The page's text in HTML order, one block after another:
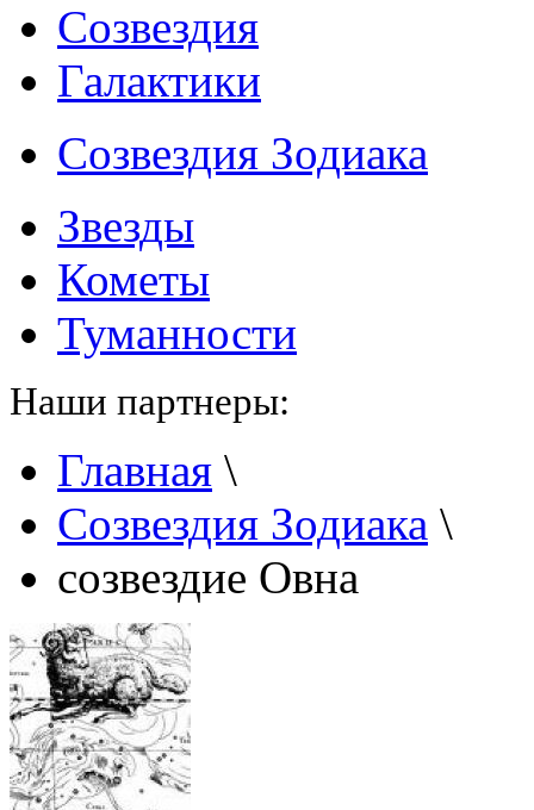
Созвездия
Галактики
Созвездия Зодиака
Звезды
Кометы
Туманности
Наши партнеры:
Главная \
Созвездия Зодиака \
созвездие Овна